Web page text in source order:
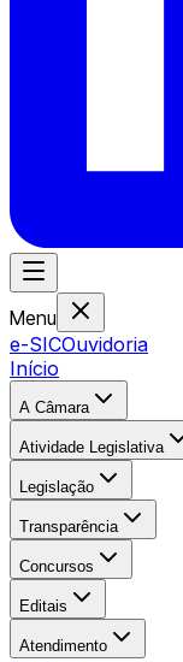
Menu
e-SICOuvidoria
Início
A Câmara
Atividade Legislativa
Legislação
Transparência
Concursos
Editais
Atendimento